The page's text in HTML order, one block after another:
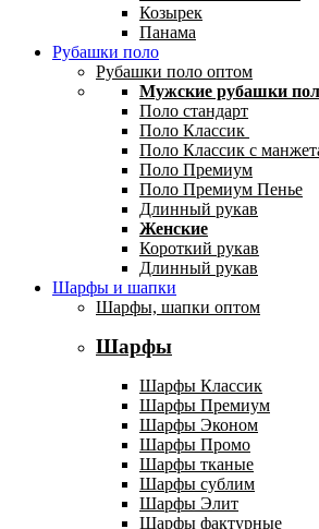
Козырек
Панама
Рубашки поло
Рубашки поло оптом
Мужские рубашки
Поло стандарт
Поло Классик
Поло Классик с
Поло Премиум
Поло Премиум Пенье
Длинный рукав
Женские
Короткий рукав
Длинный рукав
Шарфы и шапки
Шарфы, шапки оптом
Шарфы
Шарфы Классик
Шарфы Премиум
Шарфы Эконом
Шарфы Промо
Шарфы тканые
Шарфы сублим
Шарфы Элит
Шарфы фактурные